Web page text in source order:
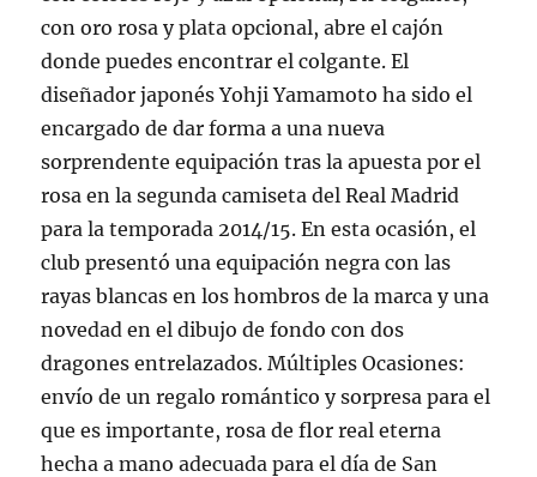
con oro rosa y plata opcional, abre el cajón
donde puedes encontrar el colgante. El
diseñador japonés Yohji Yamamoto ha sido el
encargado de dar forma a una nueva
sorprendente equipación tras la apuesta por el
rosa en la segunda camiseta del Real Madrid
para la temporada 2014/15. En esta ocasión, el
club presentó una equipación negra con las
rayas blancas en los hombros de la marca y una
novedad en el dibujo de fondo con dos
dragones entrelazados. Múltiples Ocasiones:
envío de un regalo romántico y sorpresa para el
que es importante, rosa de flor real eterna
hecha a mano adecuada para el día de San